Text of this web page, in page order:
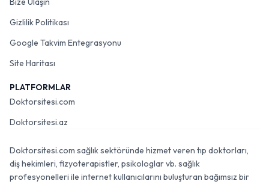
Gizlilik Politikası
Google Takvim Entegrasyonu
Site Haritası
PLATFORMLAR
Doktorsitesi.com
Doktorsitesi.az
Doktorsitesi.com sağlık sektöründe hizmet veren tıp doktorları,
diş hekimleri, fizyoterapistler, psikologlar vb. sağlık
profesyonelleri ile internet kullanıcılarını buluşturan bağımsız bir